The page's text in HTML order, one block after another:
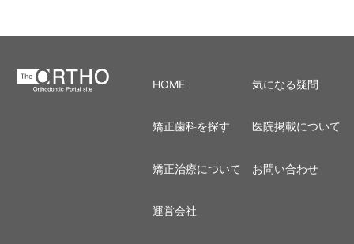
HOME
矯正歯科を探す
矯正治療について
気になる疑問
医院掲載について
お問い合わせ
運営会社